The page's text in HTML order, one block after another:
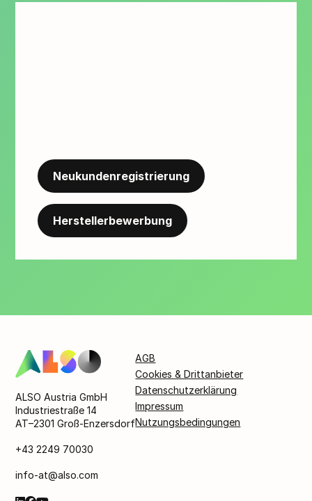
Neukundenregistrierung
Herstellerbewerbung
ALSO Austria GmbH
Industriestraße 14
AT–2301 Groß-Enzersdorf
+43 2249 70030
info-at@also.com
AGB
Cookies & Drittanbieter
Datenschutzerklärung
Impressum
Nutzungsbedingungen